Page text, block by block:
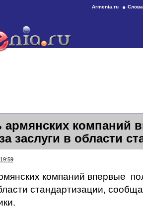
Armenia.ru
армянских компаний
заслуги в области
компаний впервые
стандартизации,